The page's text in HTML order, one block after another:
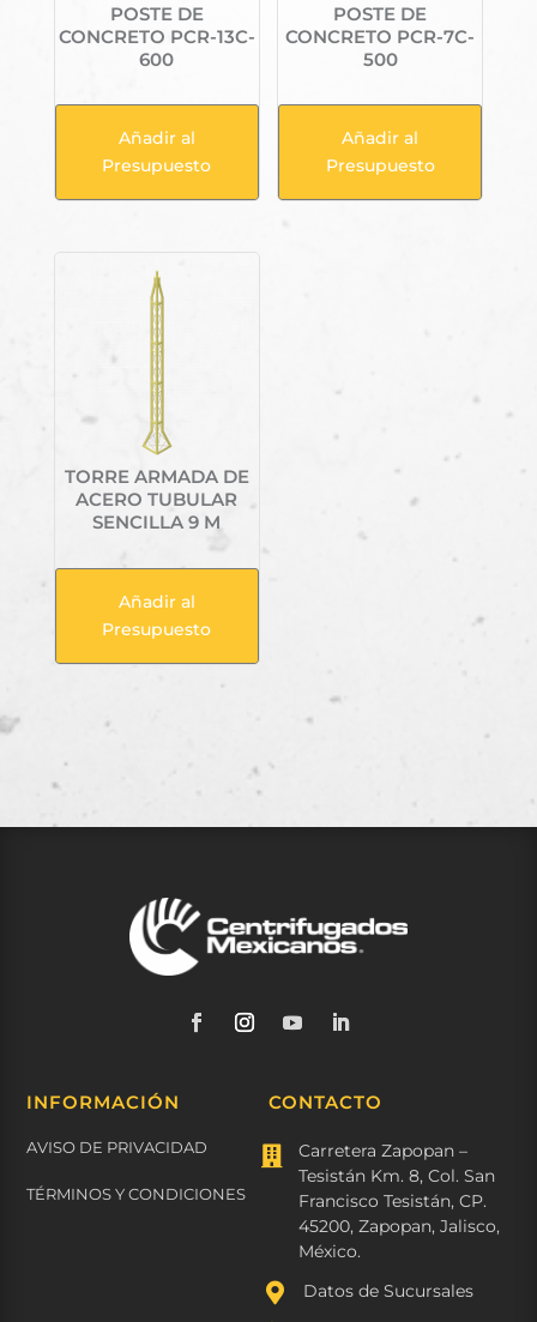
POSTE DE
CONCRETO PCR-13C-
600
Añadir al
Presupuesto
POSTE DE
CONCRETO PCR-7C-
500
Añadir al
Presupuesto
TORRE ARMADA DE
ACERO TUBULAR
SENCILLA 9 M
Añadir al
Presupuesto
INFORMACIÓN
AVISO DE PRIVACIDAD
TÉRMINOS Y CONDICIONES
CONTACTO

Carretera Zapopan –
Tesistán Km. 8, Col. San
Francisco Tesistán, CP.
45200, Zapopan, Jalisco,
México.
 Datos de Sucursales